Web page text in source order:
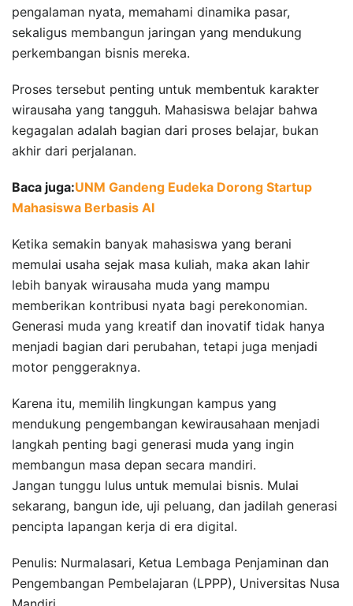
pengalaman nyata, memahami dinamika pasar,
sekaligus membangun jaringan yang mendukung
perkembangan bisnis mereka.
Proses tersebut penting untuk membentuk karakter
wirausaha yang tangguh. Mahasiswa belajar bahwa
kegagalan adalah bagian dari proses belajar, bukan
akhir dari perjalanan.
Baca juga:UNM Gandeng Eudeka Dorong Startup
Mahasiswa Berbasis AI
Ketika semakin banyak mahasiswa yang berani
memulai usaha sejak masa kuliah, maka akan lahir
lebih banyak wirausaha muda yang mampu
memberikan kontribusi nyata bagi perekonomian.
Generasi muda yang kreatif dan inovatif tidak hanya
menjadi bagian dari perubahan, tetapi juga menjadi
motor penggeraknya.
Karena itu, memilih lingkungan kampus yang
mendukung pengembangan kewirausahaan menjadi
langkah penting bagi generasi muda yang ingin
membangun masa depan secara mandiri.
Jangan tunggu lulus untuk memulai bisnis. Mulai
sekarang, bangun ide, uji peluang, dan jadilah generasi
pencipta lapangan kerja di era digital.
Penulis: Nurmalasari, Ketua Lembaga Penjaminan dan
Pengembangan Pembelajaran (LPPP), Universitas Nusa